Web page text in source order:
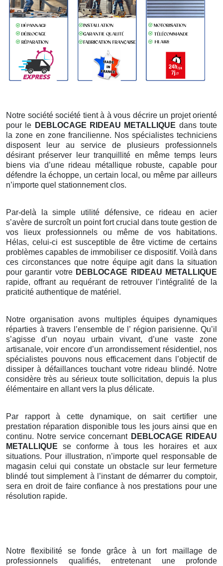
Notre société société tient à à vous décrire un projet orienté
pour le DEBLOCAGE RIDEAU METALLIQUE dans toute
la zone en zone francilienne. Nos spécialistes techniciens
disposent leur au service de plusieurs professionnels
désirant préserver leur tranquillité en même temps leurs
biens via d’une rideau métallique robuste, capable pour
défendre la échoppe, un certain local, ou même par ailleurs
n’importe quel stationnement clos.
Par-delà la simple utilité défensive, ce rideau en acier
s’avère de surcroît un point fort crucial dans toute gestion de
vos lieux professionnels ou même de vos habitations.
Hélas, celui-ci est susceptible de être victime de certains
problèmes capables de immobiliser ce dispositif. Voilà dans
ces circonstances que notre équipe agit dans la situation
pour garantir votre DEBLOCAGE RIDEAU METALLIQUE
rapide, offrant au requérant de retrouver l’intégralité de la
praticité authentique de matériel.
Notre organisation avons multiples équipes dynamiques
réparties à travers l’ensemble de l’ région parisienne. Qu’il
s’agisse d’un noyau urbain vivant, d’une vaste zone
artisanale, voir encore d’un arrondissement résidentiel, nos
spécialistes pouvons nous efficacement dans l’objectif de
dissiper à défaillances touchant votre rideau blindé. Notre
considère très au sérieux toute sollicitation, depuis la plus
élémentaire en allant vers la plus délicate.
Par rapport à cette dynamique, on sait certifier une
prestation réparation disponible tous les jours ainsi que en
continu. Notre service concernant DEBLOCAGE RIDEAU
METALLIQUE se conforme à tous les horaires et aux
situations. Pour illustration, n’importe quel responsable de
magasin celui qui constate un obstacle sur leur fermeture
blindé tout simplement à l’instant de démarrer du comptoir,
sera en droit de faire confiance à nos prestations pour une
résolution rapide.
Notre flexibilité se fonde grâce à un fort maillage de
professionnels qualifiés, entretenant une profonde